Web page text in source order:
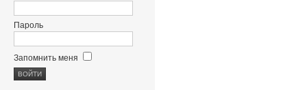
Пароль
Запомнить меня